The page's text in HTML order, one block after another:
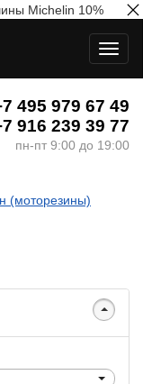
495 979 67 49
916 239 39 77
пн-пт 9:00 до 19:00
(моторезины)